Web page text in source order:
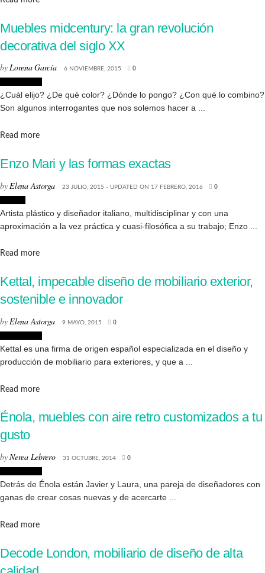
Muebles midcentury: la gran revolución
decorativa del siglo XX
byLorena García 6 NOVIEMBRE, 2015 0
¿Cuál elijo? ¿De qué color? ¿Dónde lo pongo? ¿Con qué lo combino?
Son algunos interrogantes que nos solemos hacer a ...
Read moreDetails
Enzo Mari y las formas exactas
by Elena Astorga 23 JULIO, 2015 - UPDATED ON 17 FEBRERO, 2016 0
Artista plástico y diseñador italiano, multidisciplinar y con una
aproximación a la vez práctica y cuasi-filosófica a su trabajo; Enzo ...
Read moreDetails
Kettal, impecable diseño de mobiliario exterior,
sostenible e innovador
byElena Astorga 9 MAYO, 2015 0
Kettal es una firma de origen español especializada en el diseño y
producción de mobiliario para exteriores, y que a ...
Read moreDetails
Énola, muebles con aire retro customizados a tu
gusto
byNerea Lebrero 31 OCTUBRE, 2014 0
Detrás de Énola están Javier y Laura, una pareja de diseñadores con
ganas de crear cosas nuevas y de acercarte ...
Read moreDetails
Decode London, mobiliario de diseño de alta